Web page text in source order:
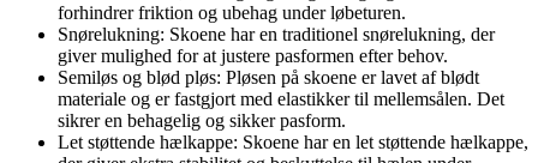
forhindrer friktion og ubehag under løbeturen.
Snørelukning: Skoene har en traditionel snørelukning, der
giver mulighed for at justere pasformen efter behov.
Semiløs og blød pløs: Pløsen på skoene er lavet af blødt
materiale og er fastgjort med elastikker til mellemsålen. Det
sikrer en behagelig og sikker pasform.
Let støttende hælkappe: Skoene har en let støttende hælkappe,